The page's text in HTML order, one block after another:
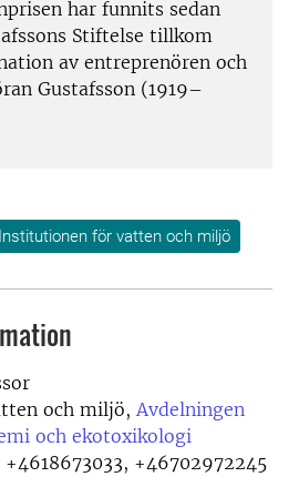
har funnits sedan
Stiftelse tillkom
av entreprenören och
Gustafsson (1919–
Institutionen för vatten och miljö
och miljö, Avdelningen
och ekotoxikologi
+4618673033, +46702972245